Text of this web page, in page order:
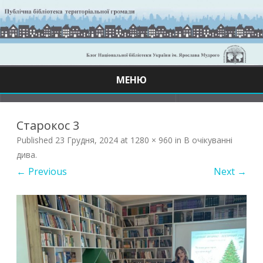
МЕНЮ
Старокос 3
Published 23 Грудня, 2024 at 1280 × 960 in В очікуванні
дива.
← Previous Next →